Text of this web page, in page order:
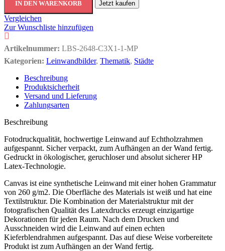
IN DEN WARENKORB Jetzt kaufen
Vergleichen
Zur Wunschliste hinzufügen
Artikelnummer: LBS-2648-C3X1-1-MP
Kategorien: Leinwandbilder, Thematik, Städte
Beschreibung
Produktsicherheit
Versand und Lieferung
Zahlungsarten
Beschreibung
Fotodruckqualität, hochwertige Leinwand auf Echtholzrahmen
aufgespannt. Sicher verpackt, zum Aufhängen an der Wand fertig.
Gedruckt in ökologischer, geruchloser und absolut sicherer HP
Latex-Technologie.
Canvas ist eine synthetische Leinwand mit einer hohen Grammatur
von 260 g/m2. Die Oberfläche des Materials ist weiß und hat eine
Textilstruktur. Die Kombination der Materialstruktur mit der
fotografischen Qualität des Latexdrucks erzeugt einzigartige
Dekorationen für jeden Raum. Nach dem Drucken und
Ausschneiden wird die Leinwand auf einen echten
Kieferblendrahmen aufgespannt. Das auf diese Weise vorbereitete
Produkt ist zum Aufhängen an der Wand fertig.